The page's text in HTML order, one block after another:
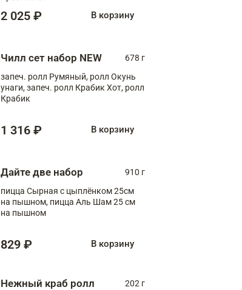
2 025 ₽ В корзину
Чилл сет набор NEW
678 г
запеч. ролл Румяный, ролл Окунь
унаги, запеч. ролл Крабик Хот, ролл
Крабик
1 316 ₽ В корзину
Дайте две набор
910 г
пицца Сырная с цыплёнком 25см
на пышном, пицца Аль Шам 25 см
на пышном
829 ₽ В корзину
Нежный краб ролл
202 г